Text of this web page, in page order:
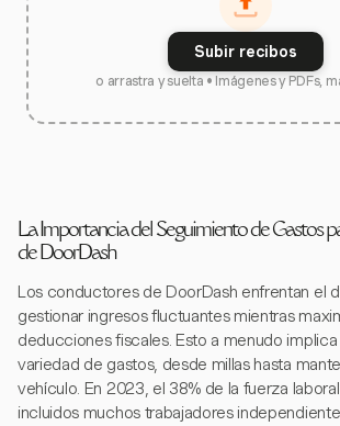
Subir recibos
o arrastra y suelta • Imágenes y PDFs,
La Importancia del Seguimiento de Gastos
de DoorDash
Los conductores de DoorDash enfrentan el
gestionar ingresos fluctuantes mientras
deducciones fiscales. Esto a menudo implica
variedad de gastos, desde millas hasta
vehículo. En 2023, el 38% de la fuerza laboral
incluidos muchos trabajadores